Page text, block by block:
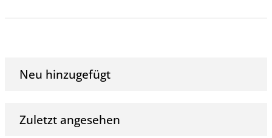
Neu hinzugefügt
Zuletzt angesehen